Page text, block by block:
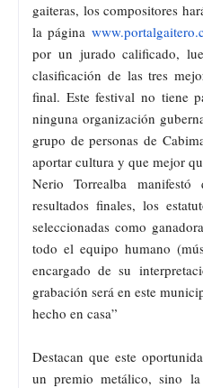
gaiteras, los compositores
la página
por un jurado calificado,
clasificación de las tres
final. Este festival no tiene
ninguna organización
grupo de personas de
aportar cultura y que mejor
Nerio Torrealba
resultados finales, los
seleccionadas como
todo el equipo humano
encargado de su
grabación será en este
hecho en casa”
Destacan que este
un premio metálico, sino